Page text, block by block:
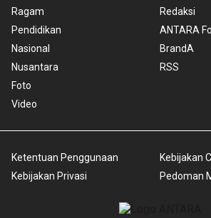
Ragam
Pendidikan
Nasional
Nusantara
Foto
Video
Redaksi
ANTARA
BrandA
RSS
Ketentuan Penggunaan
Kebijakan Privasi
Kebijakan
Pedoman